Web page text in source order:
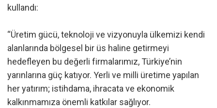
kullandı:
“Üretim gücü, teknoloji ve vizyonuyla ülkemizi kendi
alanlarında bölgesel bir üs haline getirmeyi
hedefleyen bu değerli firmalarımız, Türkiye’nin
yarınlarına güç katıyor. Yerli ve milli üretime yapılan
her yatırım; istihdama, ihracata ve ekonomik
kalkınmamıza önemli katkılar sağlıyor.